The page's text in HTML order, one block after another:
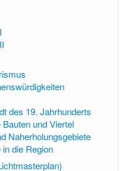
des 19. Jahrhunderts
Bauten und Viertel
Naherholungsgebiete
die Region